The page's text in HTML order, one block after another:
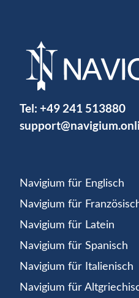
Tel: +49 241 513880
Navigium für Englisch
Navigium für
Navigium für Latein
Navigium für Spanisch
Navigium für Italienisch
Navigium für